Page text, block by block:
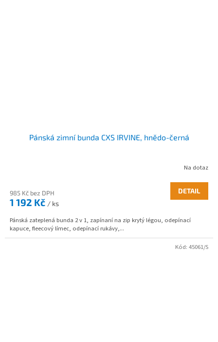
Pánská zimní bunda CXS IRVINE, hnědo-černá
Na dotaz
985 Kč bez DPH
1 192 Kč / ks
DETAIL
Pánská zateplená bunda 2 v 1, zapínaní na zip krytý légou, odepínací
kapuce, fleecový límec, odepínací rukávy,...
Kód: 45061/S